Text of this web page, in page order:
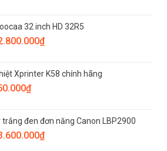
32 inch HD 32R5
₫
Xprinter K58 chính hãng
₫
trắng đen đơn năng Canon LBP2900
₫